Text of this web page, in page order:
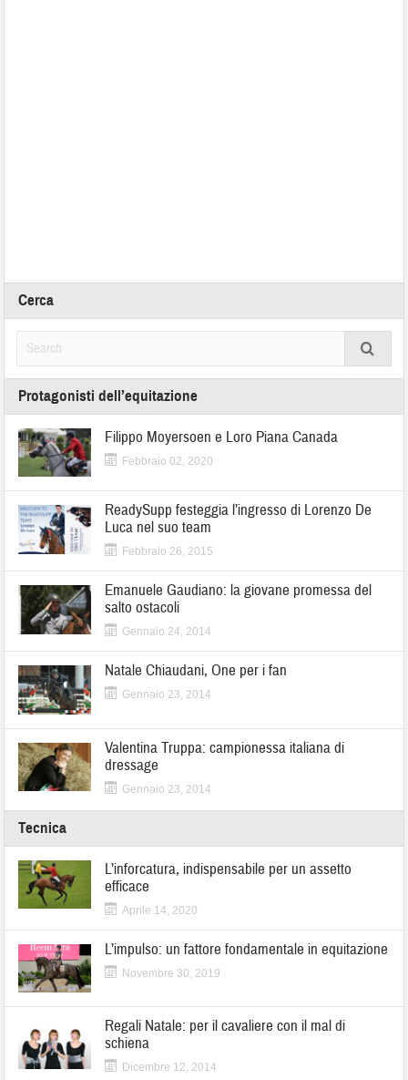
Cerca
Protagonisti dell’equitazione
Filippo Moyersoen e Loro Piana Canada
Febbraio 02, 2020
ReadySupp festeggia l’ingresso di Lorenzo De
Luca nel suo team
Febbraio 26, 2015
Emanuele Gaudiano: la giovane promessa del
salto ostacoli
Gennaio 24, 2014
Natale Chiaudani, One per i fan
Gennaio 23, 2014
Valentina Truppa: campionessa italiana di
dressage
Gennaio 23, 2014
Tecnica
L’inforcatura, indispensabile per un assetto
efficace
Aprile 14, 2020
L’impulso: un fattore fondamentale in equitazione
Novembre 30, 2019
Regali Natale: per il cavaliere con il mal di
schiena
Dicembre 12, 2014